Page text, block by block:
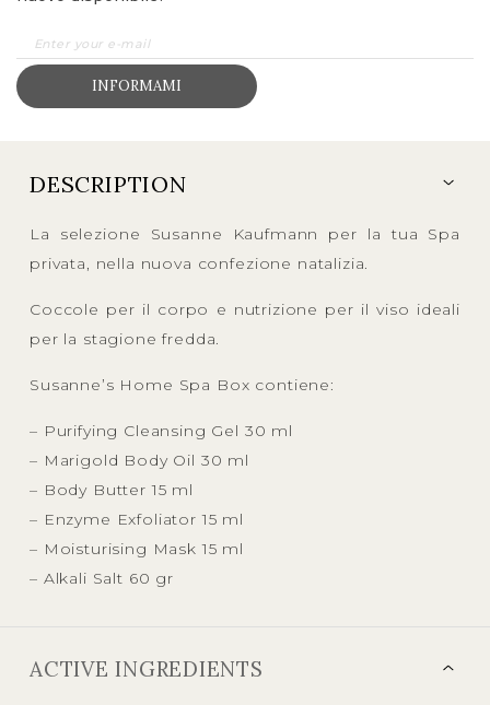
INFORMAMI
DESCRIPTION
La selezione Susanne Kaufmann per la tua Spa
privata, nella nuova confezione natalizia.
Coccole per il corpo e nutrizione per il viso ideali
per la stagione fredda.
Susanne’s Home Spa Box contiene:
– Purifying Cleansing Gel 30 ml
– Marigold Body Oil 30 ml
– Body Butter 15 ml
– Enzyme Exfoliator 15 ml
– Moisturising Mask 15 ml
– Alkali Salt 60 gr
ACTIVE INGREDIENTS